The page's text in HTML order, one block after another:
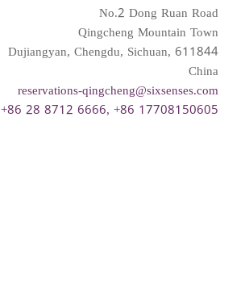
No.2 Dong Ruan Road
Qingcheng Mountain Town
Dujiangyan, Chengdu, Sichuan, 611844
China
reservations-qingcheng@sixsenses.com
+86 28 8712 6666, +86 17708150605